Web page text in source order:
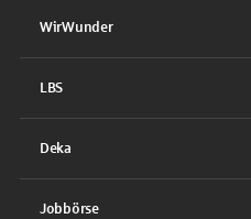
WirWunder
LBS
Deka
Jobbörse